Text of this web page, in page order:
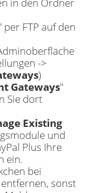
per FTP auf den
->
)
Gateways"
Sie dort
Existing
und
Plus Ihre
ein.
bei
sonst